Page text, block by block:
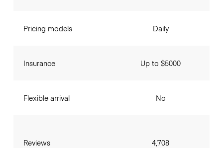
Pricing models
Insurance
Flexible arrival
Reviews
Daily
Up to $5000
No
4,708